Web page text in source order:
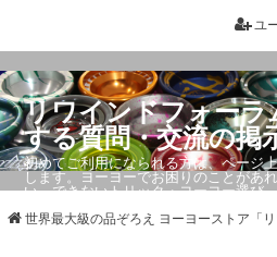
ユ
リワインドフォーラ
する質問・交流の掲
初めてご利用になられる方は、ページ
します。ヨーヨーでお困りのことがあ
い。できないトリック・ヨーヨー選び
世界最大級の品ぞろえ ヨーヨーストア「リ